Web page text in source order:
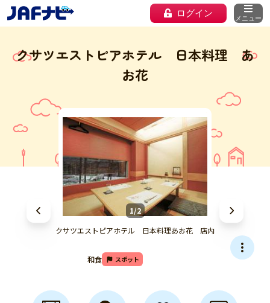
ログイン メニュー
クサツエストピアホテル 日本料理 あ
お花
1/2
クサツエストピアホテル 日本料理あお花 店内
和食 スポット